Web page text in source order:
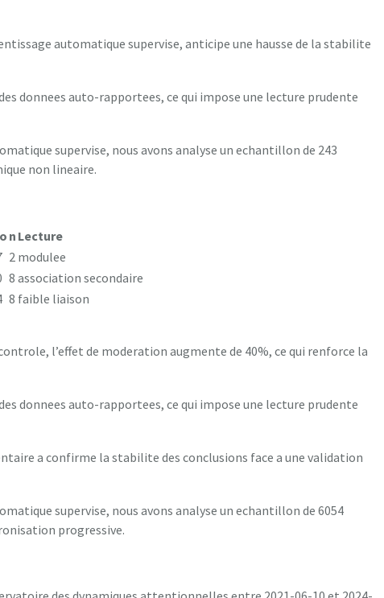
automatique supervise, anticipe une hausse de la stabilite
donnees auto-rapportees, ce qui impose une lecture prudente
supervise, nous avons analyse un echantillon de 243
non lineaire.
n Lecture
2 modulee
8 association secondaire
8 faible liaison
l’effet de moderation augmente de 40%, ce qui renforce la
donnees auto-rapportees, ce qui impose une lecture prudente
a confirme la stabilite des conclusions face a une validation
supervise, nous avons analyse un echantillon de 6054
progressive.